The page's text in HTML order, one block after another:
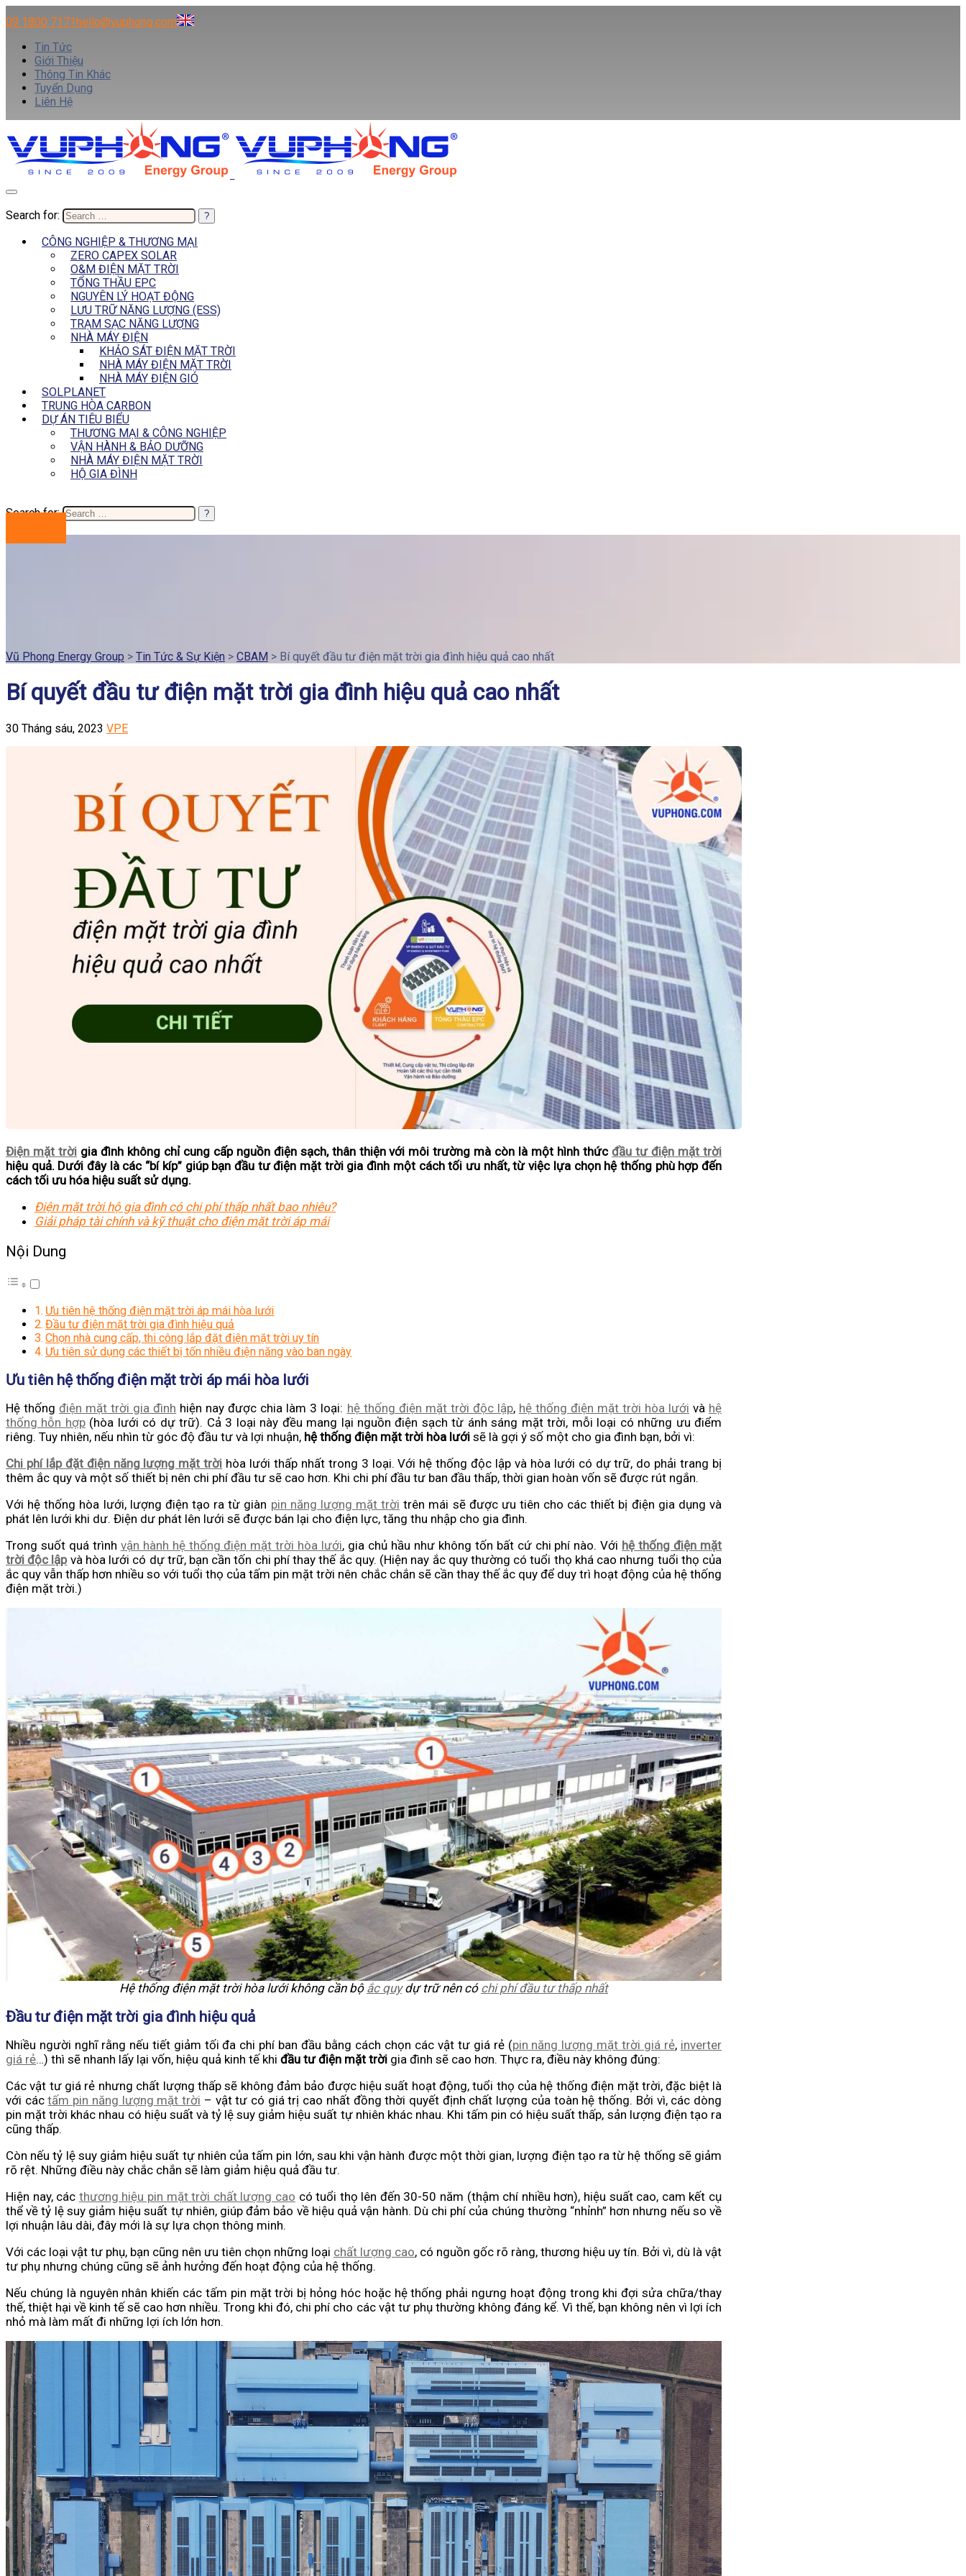
09 1800 7171hello@vuphong.com
Tin Tức
Giới Thiệu
Thông Tin Khác
Tuyển Dụng
Liên Hệ
Search for:
CÔNG NGHIỆP & THƯƠNG MẠI
ZERO CAPEX SOLAR
O&M ĐIỆN MẶT TRỜI
TỔNG THẦU EPC
NGUYÊN LÝ HOẠT ĐỘNG
LƯU TRỮ NĂNG LƯỢNG (ESS)
TRẠM SẠC NĂNG LƯỢNG
NHÀ MÁY ĐIỆN
KHẢO SÁT ĐIỆN MẶT TRỜI
NHÀ MÁY ĐIỆN MẶT TRỜI
NHÀ MÁY ĐIỆN GIÓ
SOLPLANET
TRUNG HÒA CARBON
DỰ ÁN TIÊU BIỂU
THƯƠNG MẠI & CÔNG NGHIỆP
VẬN HÀNH & BẢO DƯỠNG
NHÀ MÁY ĐIỆN MẶT TRỜI
HỘ GIA ĐÌNH
Search for:
Vũ Phong Energy Group > Tin Tức & Sự Kiện > CBAM > Bí quyết đầu tư điện mặt trời gia đình hiệu quả cao nhất
Bí quyết đầu tư điện mặt trời gia đình hiệu quả cao nhất
30 Tháng sáu, 2023 VPE
Điện mặt trờigia đình không chỉ cung cấp nguồn điện sạch, thân thiện với môi trường mà còn là một hình thứcđầu tư điện mặt trời
hiệu quả. Dưới đây là các “bí kíp” giúp bạn đầu tư điện mặt trời gia đình một cách tối ưu nhất, từ việc lựa chọn hệ thống phù hợp đến
cách tối ưu hóa hiệu suất sử dụng.
Điện mặt trời hộ gia đình có chi phí thấp nhất bao nhiêu?
Giải pháp tài chính và kỹ thuật cho điện mặt trời áp mái
Nội Dung
Ưu tiên hệ thống điện mặt trời áp mái hòa lưới
Đầu tư điện mặt trời gia đình hiệu quả
Chọn nhà cung cấp, thi công lắp đặt điện mặt trời uy tín
Ưu tiên sử dụng các thiết bị tốn nhiều điện năng vào ban ngày
Ưu tiên hệ thống điện mặt trời áp mái hòa lưới
Hệ thốngđiện mặt trời gia đình hiện nay được chia làm 3 loại: hệ thống điện mặt trời độc lập, hệ thống điện mặt trời hòa lưới và hệ
thống hỗn hợp(hòa lưới có dự trữ). Cả 3 loại này đều mang lại nguồn điện sạch từ ánh sáng mặt trời, mỗi loại có những ưu điểm
riêng. Tuy nhiên, nếu nhìn từ góc độ đầu tư và lợi nhuận, hệ thống điện mặt trời hòa lưới sẽ là gợi ý số một cho gia đình bạn, bởi vì:
Chi phí lắp đặt điện năng lượng mặt trời hòa lưới thấp nhất trong 3 loại. Với hệ thống độc lập và hòa lưới có dự trữ, do phải trang bị
thêm ắc quy và một số thiết bị nên chi phí đầu tư sẽ cao hơn. Khi chi phí đầu tư ban đầu thấp, thời gian hoàn vốn sẽ được rút ngắn.
Với hệ thống hòa lưới, lượng điện tạo ra từ giàn pin năng lượng mặt trời trên mái sẽ được ưu tiên cho các thiết bị điện gia dụng và
phát lên lưới khi dư. Điện dư phát lên lưới sẽ được bán lại cho điện lực, tăng thu nhập cho gia đình.
Trong suốt quá trình vận hành hệ thống điện mặt trời hòa lưới, gia chủ hầu như không tốn bất cứ chi phí nào. Với hệ thống điện mặt
trời độc lậpvà hòa lưới có dự trữ, bạn cần tốn chi phí thay thế ắc quy. (Hiện nay ắc quy thường có tuổi thọ khá cao nhưng tuổi thọ của
ắc quy vẫn thấp hơn nhiều so với tuổi thọ của tấm pin mặt trời nên chắc chắn sẽ cần thay thế ắc quy để duy trì hoạt động của hệ thống
điện mặt trời.)
Hệ thống điện mặt trời hòa lưới không cần bộ ắc quydự trữ nên có chi phí đầu tư thấp nhất
Đầu tư điện mặt trời gia đình hiệu quả
Nhiều người nghĩ rằng nếu tiết giảm tối đa chi phí ban đầu bằng cách chọn các vật tư giá rẻ (pin năng lượng mặt trời giá rẻ, inverter
giá rẻ…) thì sẽ nhanh lấy lại vốn, hiệu quả kinh tế khi đầu tư điện mặt trời gia đình sẽ cao hơn. Thực ra, điều này không đúng:
Các vật tư giá rẻ nhưng chất lượng thấp sẽ không đảm bảo được hiệu suất hoạt động, tuổi thọ của hệ thống điện mặt trời, đặc biệt là
với cáctấm pin năng lượng mặt trời – vật tư có giá trị cao nhất đồng thời quyết định chất lượng của toàn hệ thống. Bởi vì, các dòng
pin mặt trời khác nhau có hiệu suất và tỷ lệ suy giảm hiệu suất tự nhiên khác nhau. Khi tấm pin có hiệu suất thấp, sản lượng điện tạo ra
cũng thấp.
Còn nếu tỷ lệ suy giảm hiệu suất tự nhiên của tấm pin lớn, sau khi vận hành được một thời gian, lượng điện tạo ra từ hệ thống sẽ giảm
rõ rệt. Những điều này chắc chắn sẽ làm giảm hiệu quả đầu tư.
Hiện nay, các thương hiệu pin mặt trời chất lượng cao có tuổi thọ lên đến 30-50 năm (thậm chí nhiều hơn), hiệu suất cao, cam kết cụ
thể về tỷ lệ suy giảm hiệu suất tự nhiên, giúp đảm bảo về hiệu quả vận hành. Dù chi phí của chúng thường “nhỉnh” hơn nhưng nếu so về
lợi nhuận lâu dài, đây mới là sự lựa chọn thông minh.
Với các loại vật tư phụ, bạn cũng nên ưu tiên chọn những loại chất lượng cao, có nguồn gốc rõ ràng, thương hiệu uy tín. Bởi vì, dù là vật
tư phụ nhưng chúng cũng sẽ ảnh hưởng đến hoạt động của hệ thống.
Nếu chúng là nguyên nhân khiến các tấm pin mặt trời bị hỏng hóc hoặc hệ thống phải ngưng hoạt động trong khi đợi sửa chữa/thay
thế, thiệt hại về kinh tế sẽ cao hơn nhiều. Trong khi đó, chi phí cho các vật tư phụ thường không đáng kể. Vì thế, bạn không nên vì lợi ích
nhỏ mà làm mất đi những lợi ích lớn hơn.